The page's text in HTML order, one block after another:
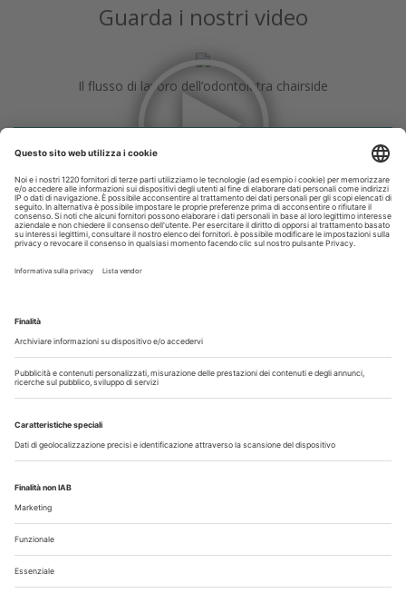
Guarda i nostri video
Il flusso di lavoro dell’odontoiatra chairside
Odontoiatria33
Copyright © 2026 - All Rights Reserved